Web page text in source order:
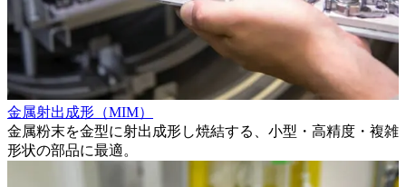
金属射出成形（MIM）
金属粉末を金型に射出成形し焼結する、小型・高精度・複雑
形状の部品に最適。